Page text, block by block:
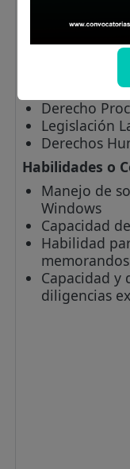
Cursos y/o
Postgrado,
Derecho
Derecho
Legislación
Derechos
Habilidades o
Manejo de
Windows
Capacidad
Habilidad
Capacidad y
diligencias